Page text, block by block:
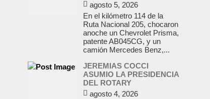
agosto 5, 2026
En el kilómetro 114 de la
Ruta Nacional 205, chocaron
anoche un Chevrolet Prisma,
patente AB045CG, y un
camión Mercedes Benz,...
JEREMIAS COCCI
ASUMIO LA PRESIDENCIA
DEL ROTARY
agosto 4, 2026